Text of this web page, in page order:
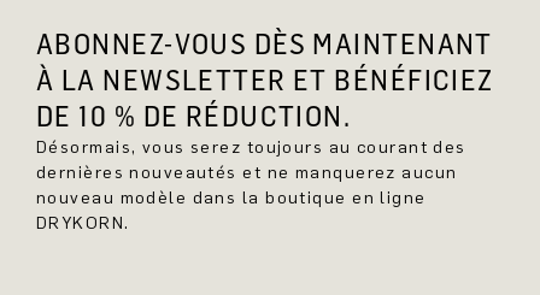
ABONNEZ-VOUS DÈS MAINTENANT
À LA NEWSLETTER ET BÉNÉFICIEZ
DE 10 % DE RÉDUCTION.
Désormais, vous serez toujours au courant des
dernières nouveautés et ne manquerez aucun
nouveau modèle dans la boutique en ligne
DRYKORN.